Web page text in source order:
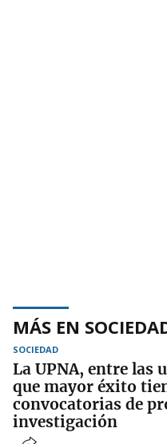
MÁS EN
SOCIEDAD
La UPNA, entre las
que mayor éxito
convocatorias de
investigación